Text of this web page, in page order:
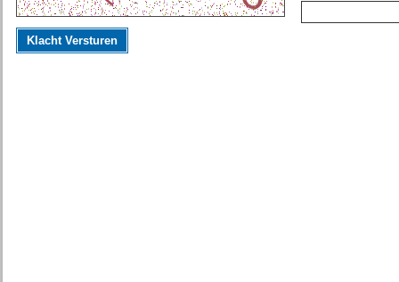
Klacht Versturen